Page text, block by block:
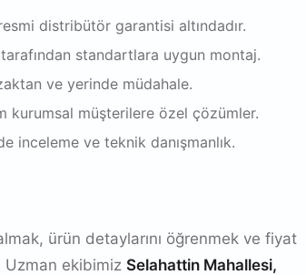
distribütör garantisi altındadır.
standartlara uygun montaj.
ve yerinde müdahale.
kurumsal müşterilere özel çözümler.
inceleme ve teknik danışmanlık.
ürün detaylarını öğrenmek ve fiyat
ekibimiz Selahattin Mahallesi,